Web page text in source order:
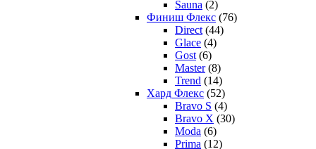
Sauna (2)
Финиш Флекс (76)
Direct (44)
Glace (4)
Gost (6)
Master (8)
Trend (14)
Хард Флекс (52)
Bravo S (4)
Bravo X (30)
Moda (6)
Prima (12)